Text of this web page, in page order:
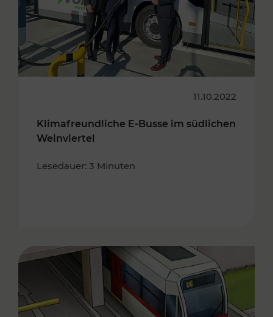
11.10.2022
Klimafreundliche E-Busse im südlichen
Weinviertel
Lesedauer: 3 Minuten